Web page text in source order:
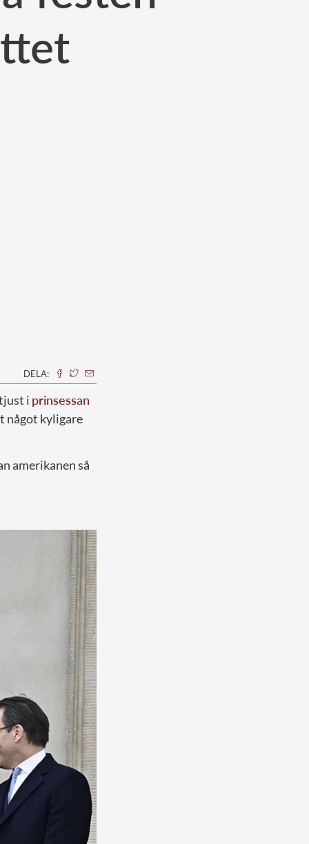
DELA:
i prinsessan
något kyligare
amerikanen så